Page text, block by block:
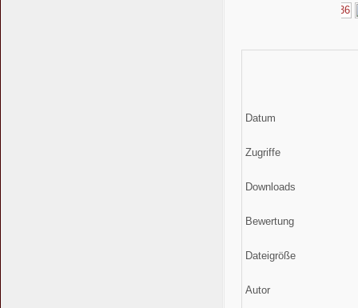
Datum
Zugriffe
Downloads
Bewertung
Dateigröße
Autor